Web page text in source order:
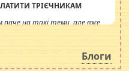
ТРІЄЧНИКАМ
паче на такі теми, але вже
сьогоднішні інсенуації
питання. Штучно
катастрофа.
Блоги